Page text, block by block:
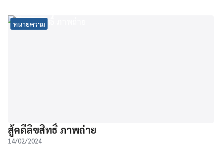
ทนายความ
สู้คดีลิขสิทธิ์ ภาพถ่าย
14/02/2024